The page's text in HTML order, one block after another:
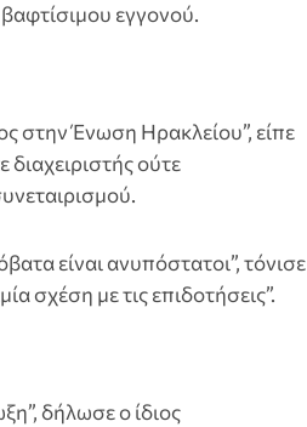
εγγονού.
στην Ένωση Ηρακλείου”, είπε
διαχειριστής ούτε
είναι ανυπόστατοι”, τόνισε
σχέση με τις επιδοτήσεις”.
δήλωσε ο ίδιος